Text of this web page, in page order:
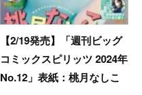
【2/19発売】「週刊ビッグ
コミックスピリッツ 2024年
No.12」表紙：桃月なしこ